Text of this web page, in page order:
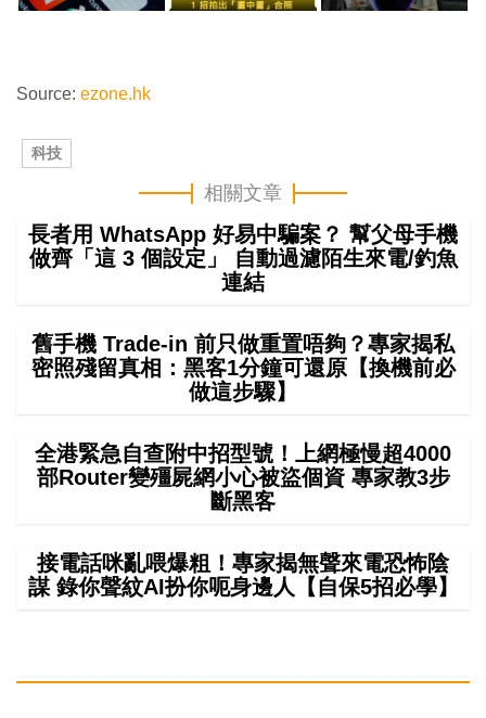
Source: ezone.hk
科技
相關文章
長者用 WhatsApp 好易中騙案？ 幫父母手機
做齊「這 3 個設定」 自動過濾陌生來電/釣魚
連結
舊手機 Trade-in 前只做重置唔夠？專家揭私
密照殘留真相：黑客1分鐘可還原【換機前必
做這步驟】
全港緊急自查附中招型號！上網極慢超4000
部Router變殭屍網小心被盜個資 專家教3步
斷黑客
接電話咪亂喂爆粗！專家揭無聲來電恐怖陰
謀 錄你聲紋AI扮你呃身邊人【自保5招必學】